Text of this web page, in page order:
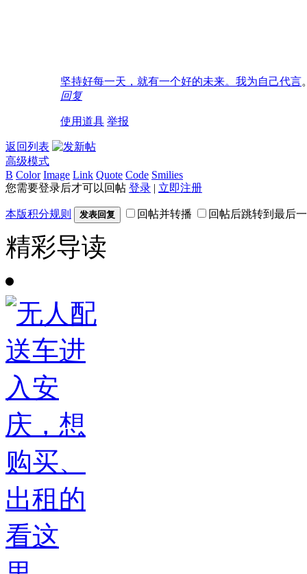
坚持好每一天，就有一个好的未来。我为自己代言
回复
使用道具 举报
返回列表
高级模式
B Color Image Link Quote Code Smilies
您需要登录后才可以回帖 登录 | 立即注册
本版积分规则 发表回复 回帖并转播 回帖后跳转到最后
精彩导读